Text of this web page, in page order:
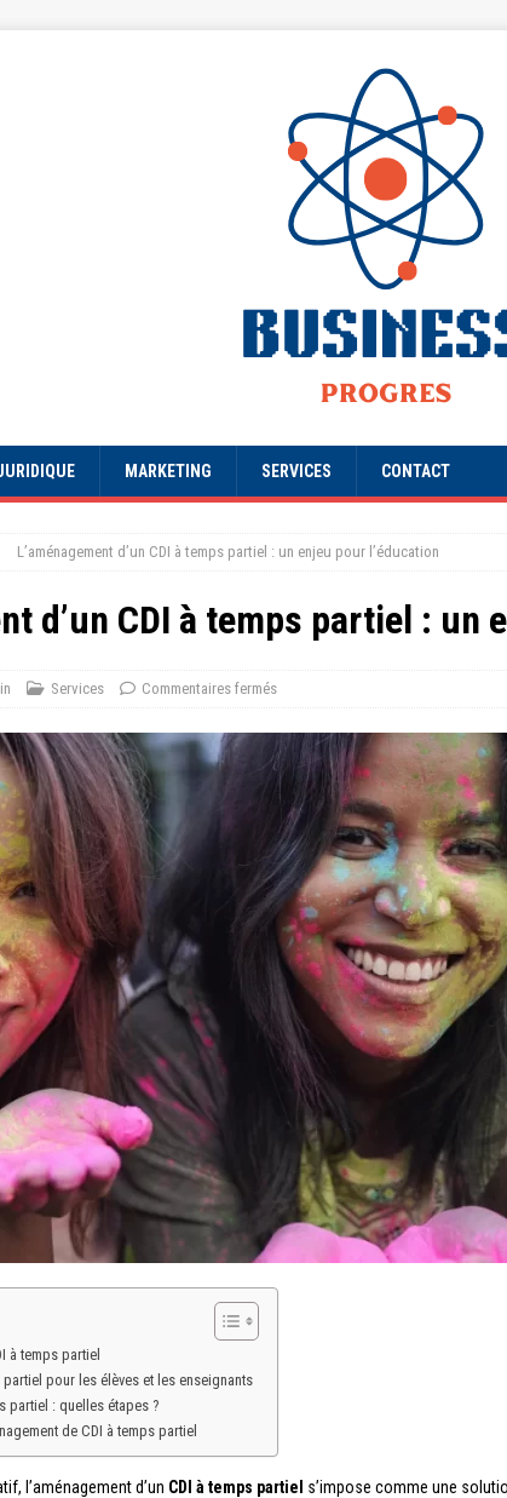
MARKETING SERVICES CONTACT
L’aménagement d’un CDI à temps partiel : un enjeu pour l’éducation
d’un CDI à temps partiel : un
Services Commentaires fermés
à temps partiel
pour les élèves et les enseignants
partiel : quelles étapes ?
de CDI à temps partiel
l’aménagement d’un CDI à temps partiel s’impose comme une